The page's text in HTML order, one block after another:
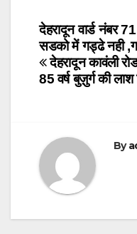
Post
देहरादून वार्ड नंबर
सडको में गड्ढे नही
देहरादून कावंली
85 वर्ष बुज़ुर्ग की
By